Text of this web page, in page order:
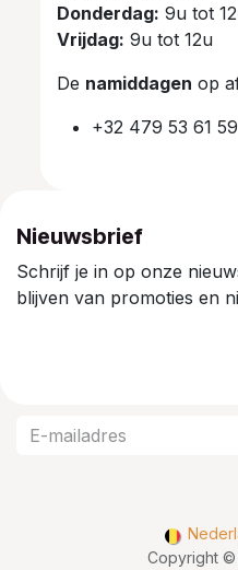
Donderdag: 9u tot
Vrijdag: 9u tot 12u
De namiddagen op
+32 479 53 61 59
Nieuwsbrief
Schrijf je in op onze
blijven van promoties en
Copyright ©